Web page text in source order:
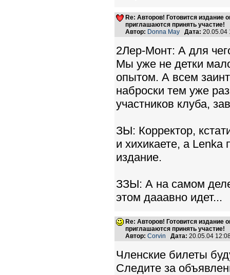
Re: Авторов! Готовится
приглашаются принять участие!
Автор: Donna May Дата:
2Лер-Монт: А для
Мы уже не детки
опытом. А всем
наброски тем уже
участников клуба,
ЗЫ: Корректор,
и хихикаете, а Lenka
издание.
ЗЗЫ: А на самом
этом дааавно идет...
Re: Авторов! Готовится
приглашаются принять участие!
Автор: Corvin Дата: 20.05.04
Членские билеты
Следите за